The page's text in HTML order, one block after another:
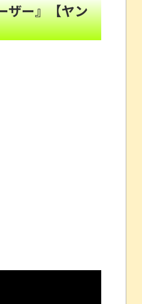
Kindleセール 8月07日まと
い。
った
ザー』【ヤン